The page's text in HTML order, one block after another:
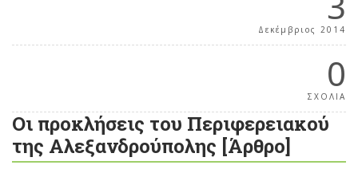
Δεκέμβριος 2014
0
ΣΧΟΛΙΑ
Οι προκλήσεις του Περιφερειακού
της Αλεξανδρούπολης [Άρθρο]